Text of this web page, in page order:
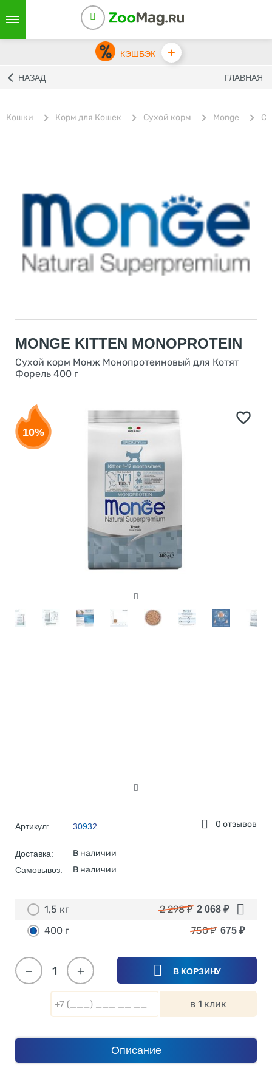
КЭШБЭК +
НАЗАД ГЛАВНАЯ
Кошки Корм для Кошек Сухой корм Monge
MONGE KITTEN MONOPROTEIN
Сухой корм Монж Монопротеиновый для Котят
Форель 400 г
10%
0 отзывов
Артикул: 30932
Доставка: В наличии
Самовывоз: В наличии
1,5 кг 2 298₽ 2 068 ₽
400 г 750₽ 675 ₽
+
− В КОРЗИНУ
в 1 клик
Описание